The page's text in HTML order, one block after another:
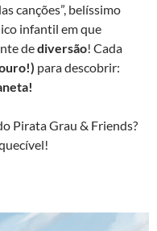
canções”, belíssimo
infantil em que
dediversão! Cada
para descobrir:
Pirata Grau & Friends?